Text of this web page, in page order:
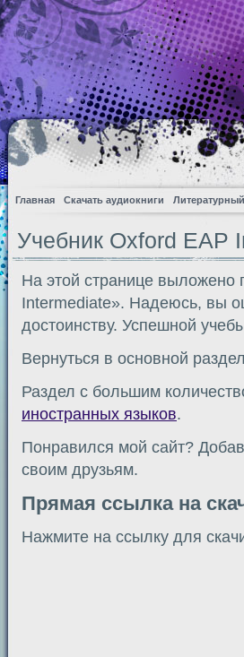
Главная Скачать аудиокниги
Учебник Oxford EAP
На этой странице выложено
Intermediate». Надеюсь, вы
достоинству. Успешной
Вернуться в основной
Раздел с большим
иностранных языков.
Понравился мой сайт?
своим друзьям.
Прямая ссылка на
Нажмите на ссылку для